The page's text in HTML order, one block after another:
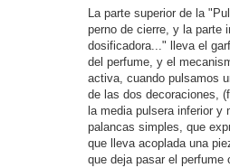
La parte superior de la
perno de cierre, y la parte
dosificadora..." lleva el
del perfume, y el
activa, cuando pulsamos
de las dos decoraciones,
la media pulsera inferior y
palancas simples, que
que lleva acoplada una
que deja pasar el perfume